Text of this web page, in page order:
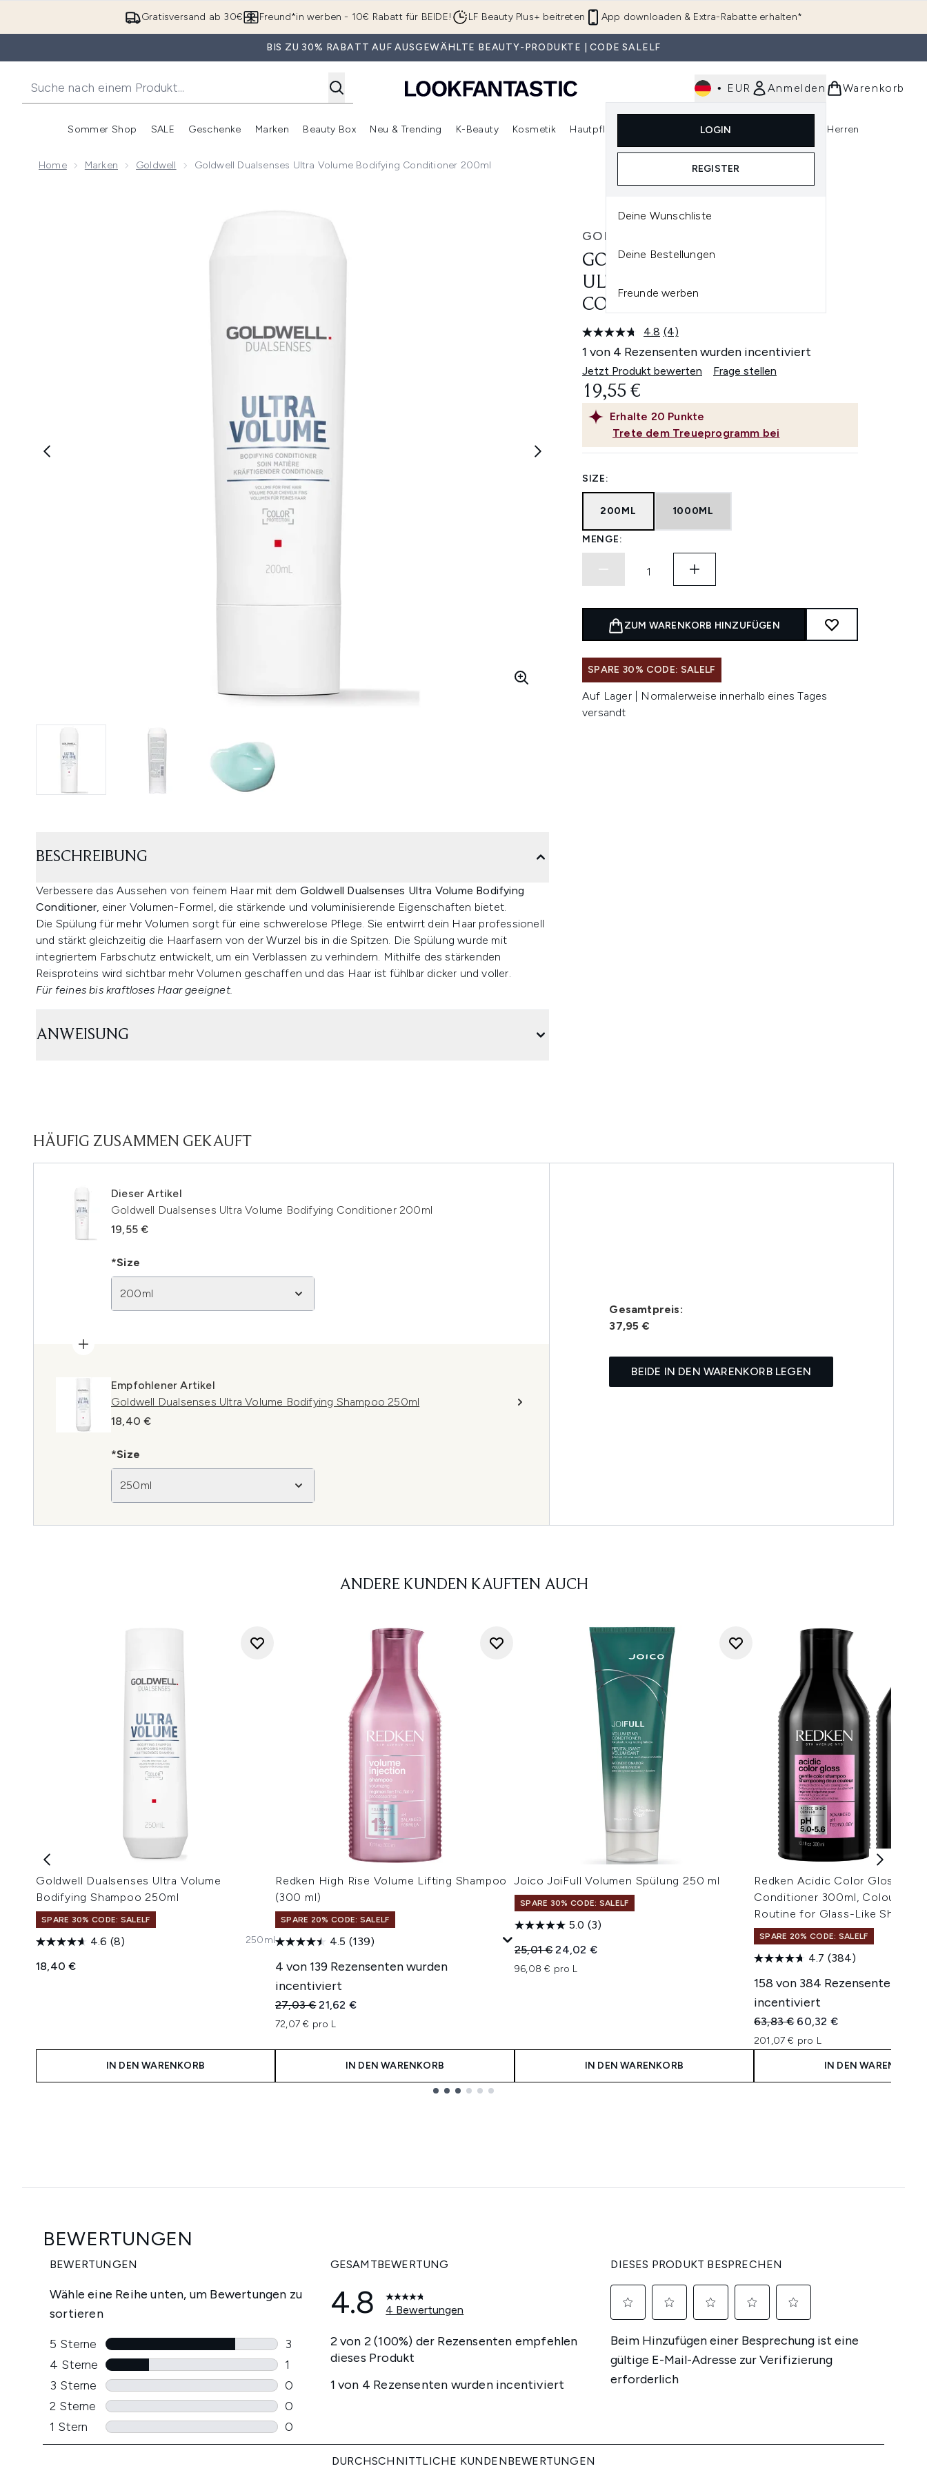
Zum Hauptinhalt springen
Gratisversand ab 30€ App downloaden & Extra-Rabatte erhalten*
Freund*in werben - 10€ Rabatt für BEIDE! LF Beauty Plus+ beitreten
BIS ZU 30% RABATT AUF AUSGEWÄHLTE BEAUTY-PRODUKTE | CODE SALELF
• EUR Anmelden
LOGIN
REGISTER
Deine Wunschliste
Deine Bestellungen
Freunde werben
Warenkorb
Sommer Shop
Untermenü Anmelden (Sommer Shop)
SALE
Untermenü Anmelden (SALE)
Geschenke
Untermenü Anmelden (Geschenke)
Marken
Untermenü Anmelden (Marken)
Beauty Box
Untermenü Anmelden (Beauty Box)
Neu & Trending
Untermenü Anmelden (Neu & Trending)
K-Beauty Kosmetik
Untermenü Anmelden (Kosmetik)
Hautpflege
Untermenü Anmelden (Haarpflege)
Parfum
Untermenü Anmelden (Parfum)
Herren
Home Marken Goldwell Goldwell Dualsenses Ultra Volume Bodifying Conditioner 200ml
GOLDWELL
GOLDWELL DUALSENSES
ULTRA VOLUME BODIFYING
CONDITIONER 200ML
4.8 4
Bewertungen
lesen.
Link
Seite.
(4)
1 von 4 Rezensenten wurden incentiviert
Jetzt Produkt bewerten Frage stellen
Erhalte 20 Punkte
Trete dem Treueprogramm bei
19,55 €
SIZE:
200ML 1000ML
MENGE:
ZUM WARENKORB HINZUFÜGEN
SPARE 30% CODE: SALELF
Auf Lager | Normalerweise innerhalb eines Tages
versandt
BESCHREIBUNG
Verbessere das Aussehen von feinem Haar mit dem Goldwell Dualsenses Ultra Volume Bodifying
Conditioner, einer Volumen-Formel, die stärkende und voluminisierende Eigenschaften bietet.
Die Spülung für mehr Volumen sorgt für eine schwerelose Pflege. Sie entwirrt dein Haar professionell
und stärkt gleichzeitig die Haarfasern von der Wurzel bis in die Spitzen. Die Spülung wurde mit
integriertem Farbschutz entwickelt, um ein Verblassen zu verhindern. Mithilfe des stärkenden
Reisproteins wird sichtbar mehr Volumen geschaffen und das Haar ist fühlbar dicker und voller.
Für feines bis kraftloses Haar geeignet.
ANWEISUNG
HÄUFIG ZUSAMMEN GEKAUFT
Dieser Artikel
Goldwell Dualsenses Ultra Volume Bodifying Conditioner 200ml
19,55 €
*Size
200ml
Empfohlener Artikel
Goldwell Dualsenses Ultra Volume Bodifying Shampoo 250ml
18,40 €
*Size
250ml
Gesamtpreis:
37,95 €
BEIDE IN DEN WARENKORB LEGEN
ANDERE KUNDEN KAUFTEN AUCH
Goldwell Dualsenses Ultra Volume
Bodifying Shampoo 250ml
SPARE 30% CODE: SALELF
4.6 (8)
18,40 €
250ml
IN DEN WARENKORB
Redken High Rise Volume Lifting Shampoo
(300 ml)
SPARE 20% CODE: SALELF
4.5 (139)
4 von 139 Rezensenten wurden
incentiviert
Unverbindliche Preisempfehlung:
27,03 €Aktueller Preis:
21,62 €
72,07 € pro L
IN DEN WARENKORB
Joico JoiFull Volumen Spülung 250 ml
SPARE 30% CODE: SALELF
5.0 (3)
Unverbindliche Preisempfehlung:
25,01 €Aktueller Preis:
24,02 €
96,08 € pro L
IN DEN WARENKORB
Redken Acidic Color Gloss
Conditioner 300ml, Colour
Routine for Glass-Like Shine
SPARE 20% CODE: SALELF
4.7 (384)
158 von 384 Rezensenten
incentiviert
Unverbindliche Preisempfehlung:
63,83 € Aktueller Preis:
60,32 €
201,07 € pro L
IN DEN WARENKORB